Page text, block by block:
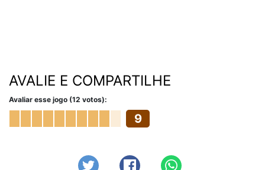
AVALIE E COMPARTILHE
Avaliar esse jogo (12 votos):
9